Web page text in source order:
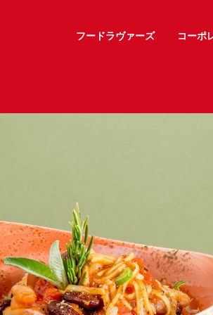
フードラヴァーズ コーポ